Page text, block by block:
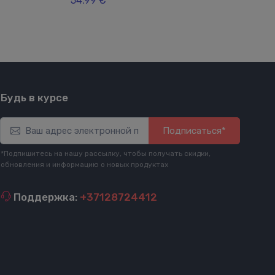
Будь в курсе
Подписаться*
*Подпишитесь на нашу рассылку, чтобы получать скидки,
обновления и информацию о новых продуктах
Поддержка: +37128724412